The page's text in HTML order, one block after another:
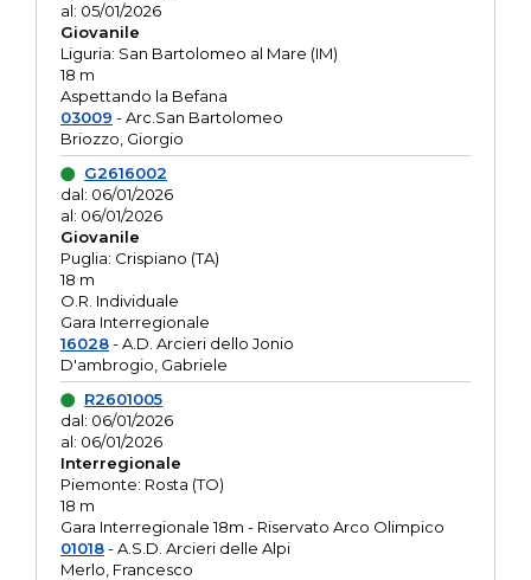
al: 05/01/2026
Giovanile
Liguria: San Bartolomeo al Mare (IM)
18 m
Aspettando la Befana
03009 - Arc.San Bartolomeo
Briozzo, Giorgio
G2616002
dal: 06/01/2026
al: 06/01/2026
Giovanile
Puglia: Crispiano (TA)
18 m
O.R. Individuale
Gara Interregionale
16028- A.D. Arcieri dello Jonio
D'ambrogio, Gabriele
R2601005
dal: 06/01/2026
al: 06/01/2026
Interregionale
Piemonte: Rosta (TO)
18 m
Gara Interregionale 18m - Riservato Arco Olimpico
01018- A.S.D. Arcieri delle Alpi
Merlo, Francesco